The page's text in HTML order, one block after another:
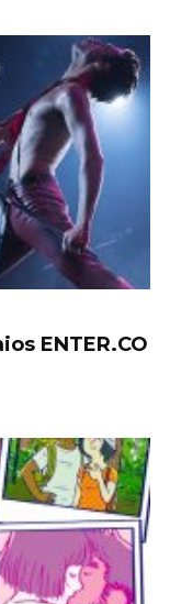
ENTER.CO